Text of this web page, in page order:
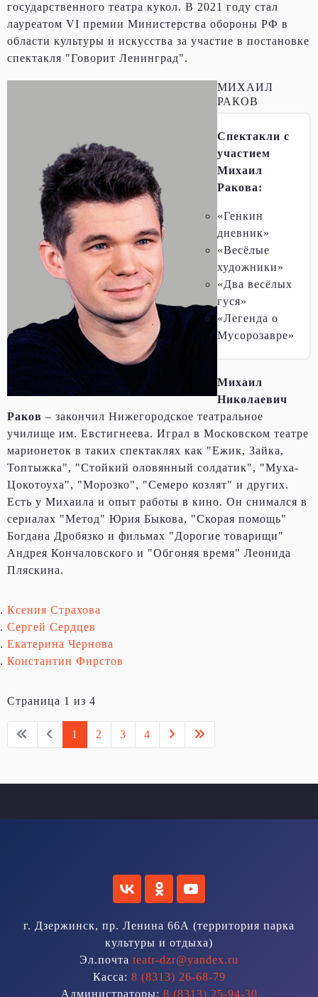
государственного театра кукол. В 2021 году стал
лауреатом VI премии Министерства обороны РФ в
области культуры и искусства за участие в постановке
спектакля "Говорит Ленинград".
МИХАИЛ
РАКОВ
Спектакли с
участием
Михаил
Ракова:
«Генкин
дневник»
«Весёлые
художники»
«Два весёлых
гуся»
«Легенда о
Мусорозавре»
Михаил
Николаевич
Раков – закончил Нижегородское театральное
училище им. Евстигнеева. Играл в Московском театре
марионеток в таких спектаклях как "Ежик, Зайка,
Топтыжка", "Стойкий оловянный солдатик", "Муха-
Цокотоуха", "Морозко", "Семеро козлят" и других.
Есть у Михаила и опыт работы в кино. Он снимался в
сериалах "Метод" Юрия Быкова, "Скорая помощь"
Богдана Дробязко и фильмах "Дорогие товарищи"
Андрея Кончаловского и "Обгоняя время" Леонида
Пляскина.
Ксения Страхова
Сергей Сердцев
Екатерина Чернова
Константин Фирстов
Страница 1 из 4
1 2 3 4
г. Дзержинск, пр. Ленина 66А (территория парка
культуры и отдыха)
Эл.почта teatr-dzr@yandex.ru
Касса: 8 (8313) 26-68-79
Администраторы: 8 (8313) 25-94-30